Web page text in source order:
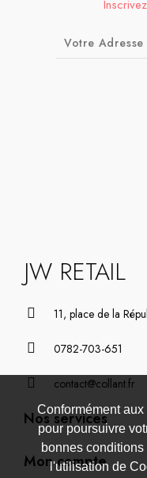
Conformément
pour poursuivre
bonnes
l'utilisation de
JW RETAIL
11, place de la
0782-703-651
contact@collant.fr
Nos services
Mon compte